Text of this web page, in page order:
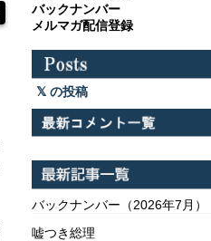
バックナンバー
メルマガ配信登録
の投稿
バックナンバー（2026年7月）
嘘つき総理